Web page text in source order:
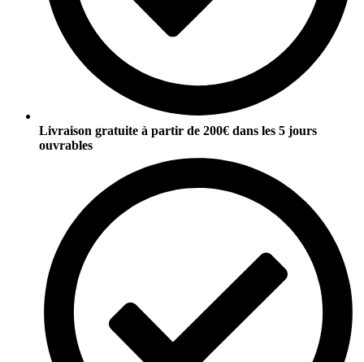
Livraison gratuite à partir de 200€ dans les 5 jours
ouvrables